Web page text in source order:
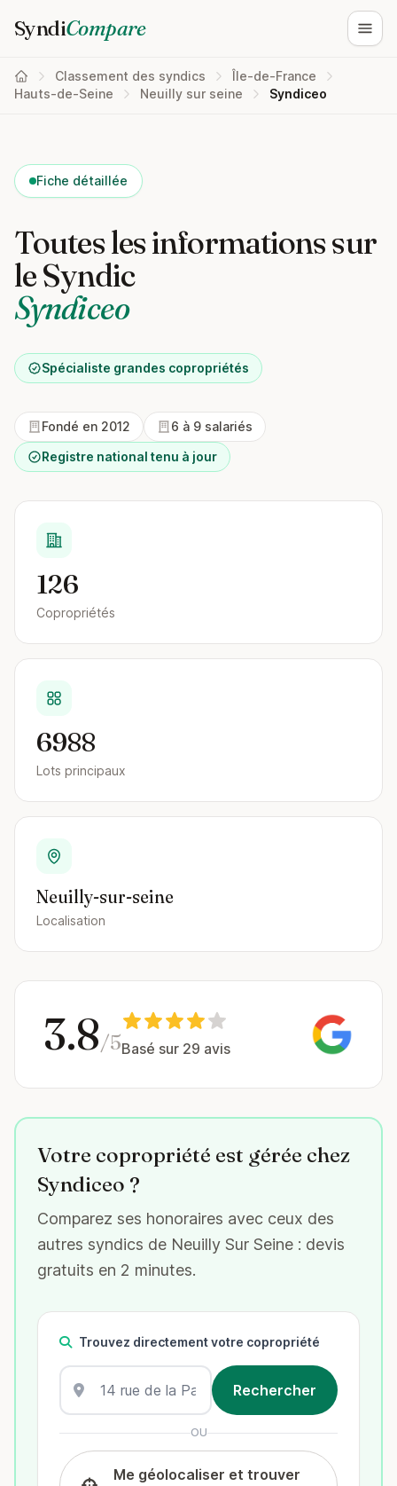
SyndiCompare
Classement des syndics
Île-de-France
Hauts-de-Seine
Neuilly sur seine Syndiceo
Fiche détaillée
Toutes les informations sur
le Syndic
Syndiceo
Spécialiste grandes copropriétés
Fondé en 2012
6 à 9 salariés
Registre national tenu à jour
126
Copropriétés
6988
Lots principaux
Neuilly-sur-seine
Localisation
3.8/5Basé sur 29 avis
Votre copropriété est gérée chez
Syndiceo ?
Comparez ses honoraires avec ceux des
autres syndics de Neuilly Sur Seine : devis
gratuits en 2 minutes.
Trouvez directement votre copropriété
OU
Me géolocaliser et trouver